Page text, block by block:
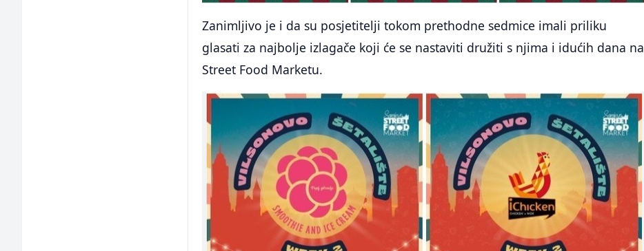
Zanimljivo je i da su posjetitelji tokom prethodne sedmice imali priliku
glasati za najbolje izlagače koji će se nastaviti družiti s njima i idućih dana na
Street Food Marketu.